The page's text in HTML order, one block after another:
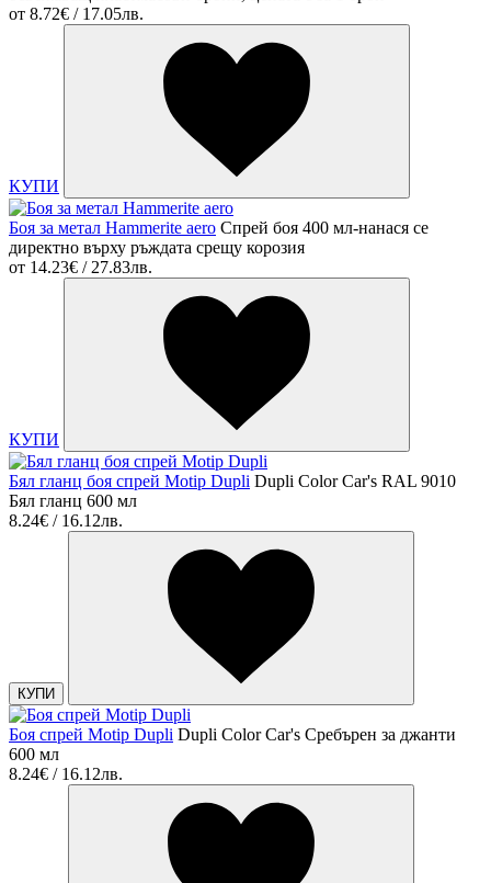
от 8.72€ / 17.05лв.
КУПИ
Боя за метал Hammerite aero Спрей боя 400 мл-нанася се
директно върху ръждата срещу корозия
от 14.23€ / 27.83лв.
КУПИ
Бял гланц боя спрей Motip Dupli Dupli Color Car's RAL 9010
Бял гланц 600 мл
8.24€ / 16.12лв.
КУПИ
Боя спрей Motip Dupli Dupli Color Car's Сребърен за джанти
600 мл
8.24€ / 16.12лв.